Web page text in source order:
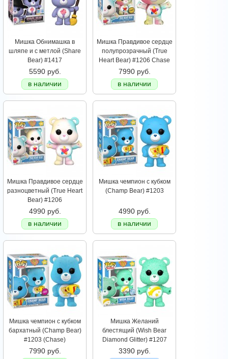
Мишка Обнимашка в
шляпе и с метлой (Share
Bear) #1417
5590 руб.
в наличии
Мишка Правдивое cердце
полупрозрачный (True
Heart Bear) #1206 Chase
7990 руб.
в наличии
Мишка Правдивое cердце
разноцветный (True Heart
Bear) #1206
4990 руб.
в наличии
Мишка чемпион с кубком
(Champ Bear) #1203
4990 руб.
в наличии
Мишка чемпион с кубком
бархатный (Champ Bear)
#1203 (Chase)
7990 руб.
Мишка Желаний
блестящий (Wish Bear
Diamond Glitter) #1207
3390 руб.